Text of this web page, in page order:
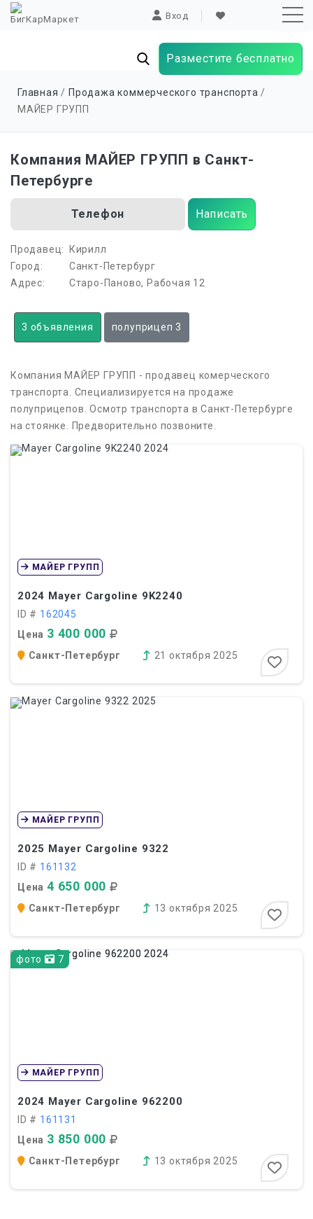
Вход
Разместите бесплатно
Главная / Продажа коммерческого транспорта /
МАЙЕР ГРУПП
Компания МАЙЕР ГРУПП в Санкт-
Петербурге
Телефон Написать
Продавец:
Кирилл
Город:
Санкт-Петербург
Адрес:
Старо-Паново, Рабочая 12
3 объявления полуприцеп 3
Компания МАЙЕР ГРУПП - продавец комерческого
транспорта. Специализируется на продаже
полуприцепов. Осмотр транспорта в Санкт-Петербурге
на стоянке. Предворительно позвоните.
2024 Mayer Cargoline 9K2240
ID # 162045
Цена 3 400 000
МАЙЕР ГРУПП
Санкт-Петербург 21 октября 2025
2025 Mayer Cargoline 9322
ID # 161132
Цена 4 650 000
МАЙЕР ГРУПП
Санкт-Петербург 13 октября 2025
фото 7
2024 Mayer Cargoline 962200
ID # 161131
Цена 3 850 000
МАЙЕР ГРУПП
Санкт-Петербург 13 октября 2025